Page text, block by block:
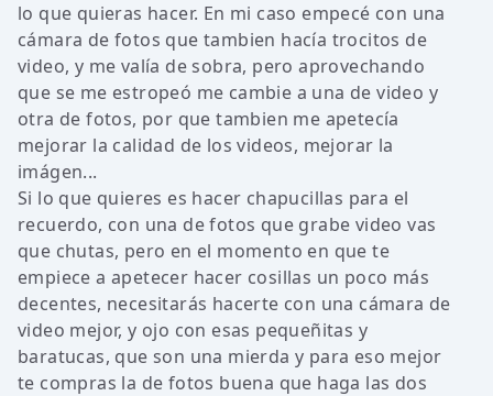
lo que quieras hacer. En mi caso empecé con una
cámara de fotos que tambien hacía trocitos de
video, y me valía de sobra, pero aprovechando
que se me estropeó me cambie a una de video y
otra de fotos, por que tambien me apetecía
mejorar la calidad de los videos, mejorar la
imágen...
Si lo que quieres es hacer chapucillas para el
recuerdo, con una de fotos que grabe video vas
que chutas, pero en el momento en que te
empiece a apetecer hacer cosillas un poco más
decentes, necesitarás hacerte con una cámara de
video mejor, y ojo con esas pequeñitas y
baratucas, que son una mierda y para eso mejor
te compras la de fotos buena que haga las dos